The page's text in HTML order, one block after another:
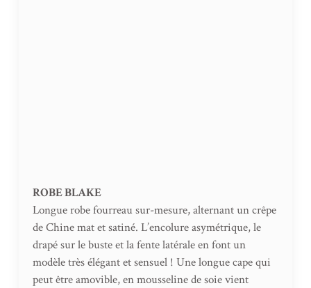
ROBE BLAKE
Longue robe fourreau sur-mesure, alternant un crêpe
de Chine mat et satiné. L’encolure asymétrique, le
drapé sur le buste et la fente latérale en font un
modèle très élégant et sensuel ! Une longue cape qui
peut être amovible, en mousseline de soie vient